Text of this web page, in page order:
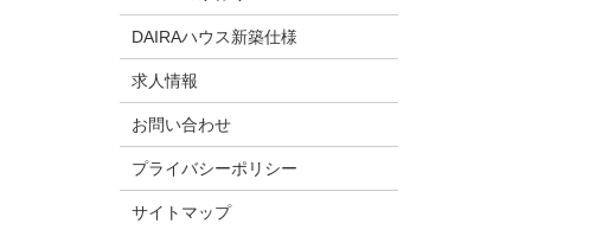
DAIRAハウス新築仕様
求人情報
お問い合わせ
プライバシーポリシー
サイトマップ